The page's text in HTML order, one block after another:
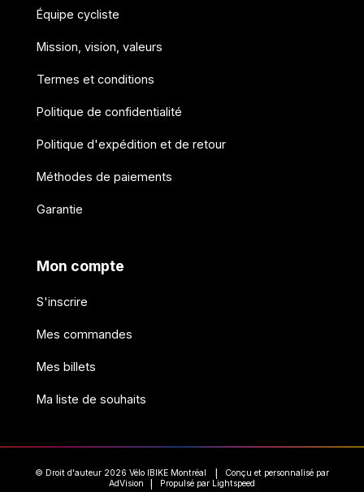
Équipe cycliste
Mission, vision, valeurs
Termes et conditions
Politique de confidentialité
Politique d'expédition et de retour
Méthodes de paiements
Garantie
Mon compte
S'inscrire
Mes commandes
Mes billets
Ma liste de souhaits
© Droit d'auteur 2026 Vélo IBIKE Montréal
Conçu et personnalisé par
AdVision
Propulsé par Lightspeed